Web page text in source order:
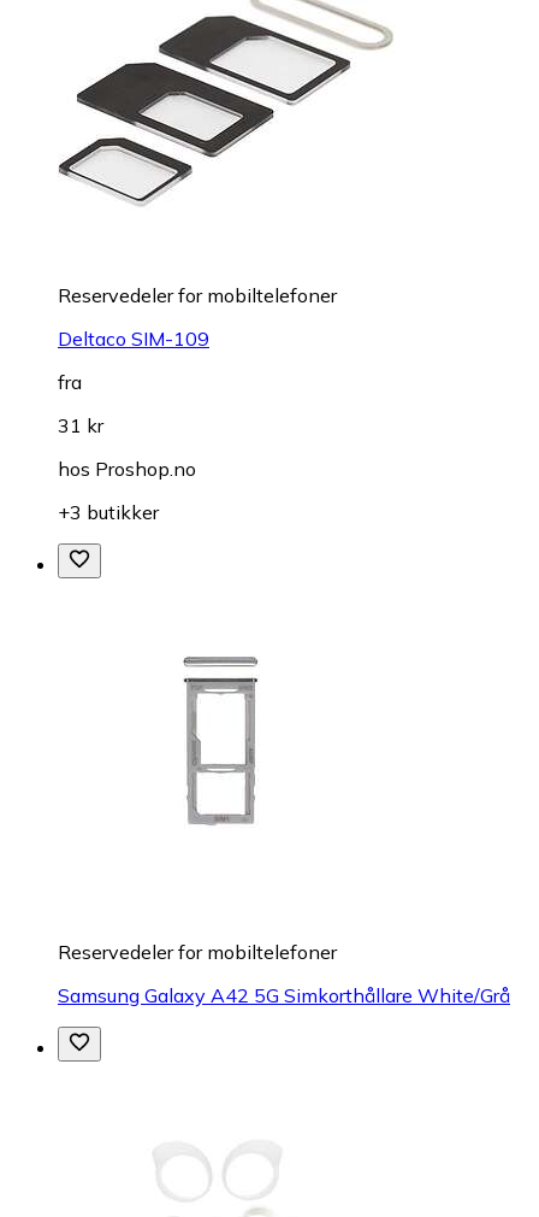
Reservedeler for mobiltelefoner
Deltaco SIM-109
fra
31 kr
hos Proshop.no
+3 butikker
Reservedeler for mobiltelefoner
Samsung Galaxy A42 5G Simkorthållare White/Grå